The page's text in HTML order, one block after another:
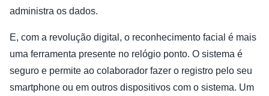
administra os dados.
E, com a revolução digital, o reconhecimento facial é mais
uma ferramenta presente no relógio ponto. O sistema é
seguro e permite ao colaborador fazer o registro pelo seu
smartphone ou em outros dispositivos com o sistema. Um